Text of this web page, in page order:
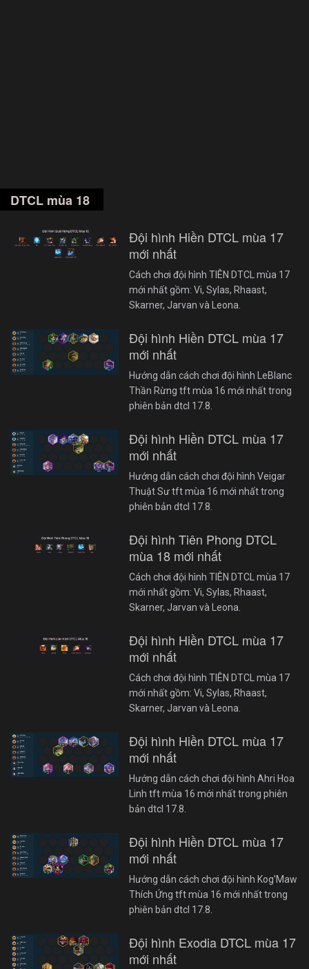
DTCL mùa 18
Đội hình Hiền DTCL mùa 17
mới nhất
Cách chơi đội hình TIÊN DTCL mùa 17
mới nhất gồm: Vi, Sylas, Rhaast,
Skarner, Jarvan và Leona.
Đội hình Hiền DTCL mùa 17
mới nhất
Hướng dẫn cách chơi đội hình LeBlanc
Thần Rừng tft mùa 16 mới nhất trong
phiên bản dtcl 17.8.
Đội hình Hiền DTCL mùa 17
mới nhất
Hướng dẫn cách chơi đội hình Veigar
Thuật Sư tft mùa 16 mới nhất trong
phiên bản dtcl 17.8.
Đội hình Tiên Phong DTCL
mùa 18 mới nhất
Cách chơi đội hình TIÊN DTCL mùa 17
mới nhất gồm: Vi, Sylas, Rhaast,
Skarner, Jarvan và Leona.
Đội hình Hiền DTCL mùa 17
mới nhất
Cách chơi đội hình TIÊN DTCL mùa 17
mới nhất gồm: Vi, Sylas, Rhaast,
Skarner, Jarvan và Leona.
Đội hình Hiền DTCL mùa 17
mới nhất
Hướng dẫn cách chơi đội hình Ahri Hoa
Linh tft mùa 16 mới nhất trong phiên
bản dtcl 17.8.
Đội hình Hiền DTCL mùa 17
mới nhất
Hướng dẫn cách chơi đội hình Kog'Maw
Thích Ứng tft mùa 16 mới nhất trong
phiên bản dtcl 17.8.
Đội hình Exodia DTCL mùa 17
mới nhất